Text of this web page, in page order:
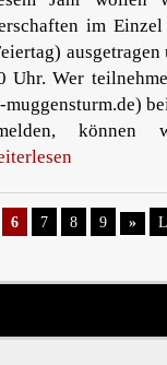
im
Wer
können
6 7 8 9 »